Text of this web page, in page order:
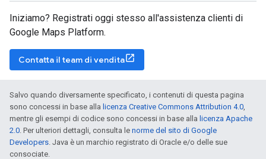
Iniziamo? Registrati oggi stesso all'assistenza clienti di
Google Maps Platform.
Contatta il team di vendita
Salvo quando diversamente specificato, i contenuti di questa pagina
sono concessi in base alla licenza Creative Commons Attribution 4.0,
mentre gli esempi di codice sono concessi in base alla licenza Apache
2.0. Per ulteriori dettagli, consulta le norme del sito di Google
Developers. Java è un marchio registrato di Oracle e/o delle sue
consociate.